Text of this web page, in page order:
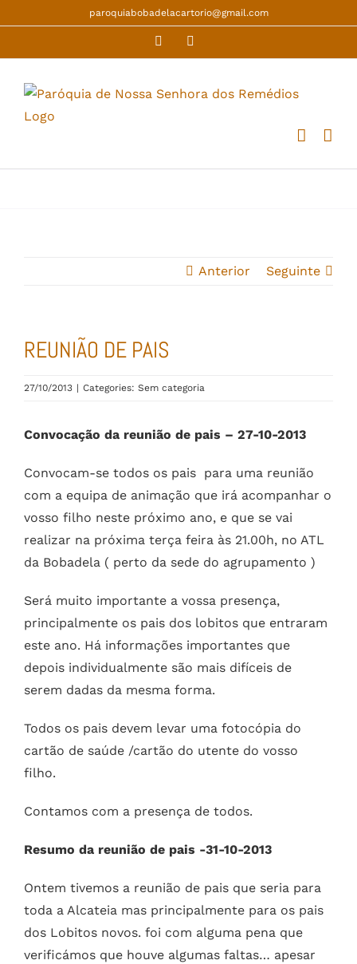
content
paroquiabobadelacartorio@gmail.com
Facebook
Anterior Seguinte
REUNIÃO DE PAIS
27/10/2013 | Categories: Sem categoria
Convocação da reunião de pais – 27-10-2013
Convocam-se todos os pais para uma reunião
com a equipa de animação que irá acompanhar o
vosso filho neste próximo ano, e que se vai
realizar na próxima terça feira às 21.00h, no ATL
da Bobadela ( perto da sede do agrupamento )
Será muito importante a vossa presença,
principalmente os pais dos lobitos que entraram
este ano. Há informações importantes que
depois individualmente são mais difíceis de
serem dadas da mesma forma.
Todos os pais devem levar uma fotocópia do
cartão de saúde /cartão do utente do vosso
filho.
Contamos com a presença de todos.
Resumo da reunião de pais -31-10-2013
Ontem tivemos a reunião de pais que seria para
toda a Alcateia mas principalmente para os pais
dos Lobitos novos. foi com alguma pena que
verificámos que houve algumas faltas… apesar